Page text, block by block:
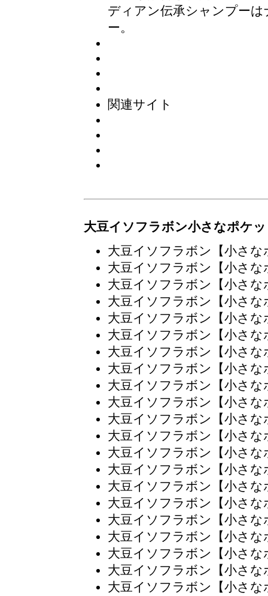
ディアン伝承シャンプー
ー。
関連サイト
大豆イソフラボン小さなポケ
大豆イソフラボン【小さ
大豆イソフラボン【小さ
大豆イソフラボン【小さ
大豆イソフラボン【小さ
大豆イソフラボン【小さ
大豆イソフラボン【小さ
大豆イソフラボン【小さ
大豆イソフラボン【小さ
大豆イソフラボン【小さ
大豆イソフラボン【小さ
大豆イソフラボン【小さ
大豆イソフラボン【小さ
大豆イソフラボン【小さ
大豆イソフラボン【小さ
大豆イソフラボン【小さ
大豆イソフラボン【小さ
大豆イソフラボン【小さ
大豆イソフラボン【小さ
大豆イソフラボン【小さ
大豆イソフラボン【小さ
大豆イソフラボン【小さ